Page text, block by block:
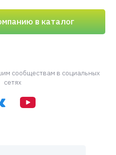
в каталог
сообществам в социальных
сетях